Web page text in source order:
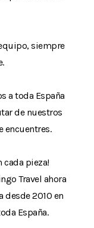
siempre
a toda España
de nuestros
encuentres.
cada pieza!
Travel ahora
desde 2010 en
España.